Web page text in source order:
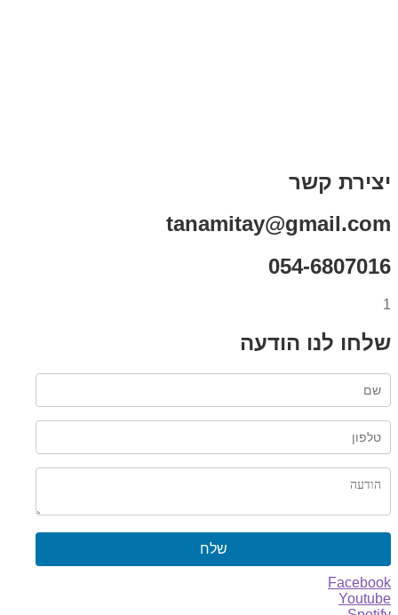
יצירת קשר
tanamitay@gmail.com
054-6807016
1
שלחו לנו הודעה
שלח
Facebook
Youtube